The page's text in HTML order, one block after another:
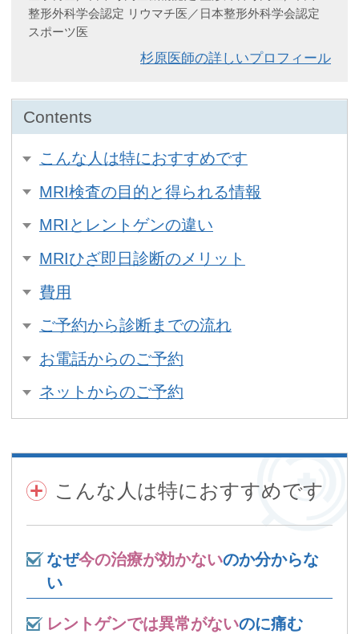
整形外科学会認定 リウマチ医／日本整形外科学会認定
スポーツ医
杉原医師の詳しいプロフィール
こんな人は特におすすめです
MRI検査の目的と得られる情報
MRIとレントゲンの違い
MRIひざ即日診断のメリット
費用
ご予約から診断までの流れ
お電話からのご予約
ネットからのご予約
こんな人は特におすすめです
なぜ今の治療が効かないのか分からな
い
レントゲンでは異常がないのに痛む